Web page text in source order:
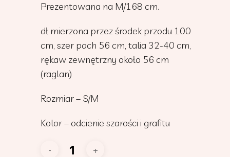
Prezentowana na M/168 cm.
dł mierzona przez środek przodu 100
cm, szer pach 56 cm, talia 32-40 cm,
rękaw zewnętrzny około 56 cm
(raglan)
Rozmiar – S/M
Kolor – odcienie szarości i grafitu